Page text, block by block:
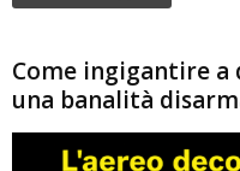
Come ingigantire a
una banalità